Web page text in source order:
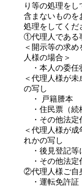
り等の処理を
含まないものを
処理をしてくだ
①代理人である
＜開示等の求
人様の場合＞
・本人の委任
＜代理人様が
の写し
・ 戸籍謄本
・住民票（続
・その他法定
＜代理人様が
れかの写し
・後見登記等
・その他法定
②代理人様ご自
・運転免許証